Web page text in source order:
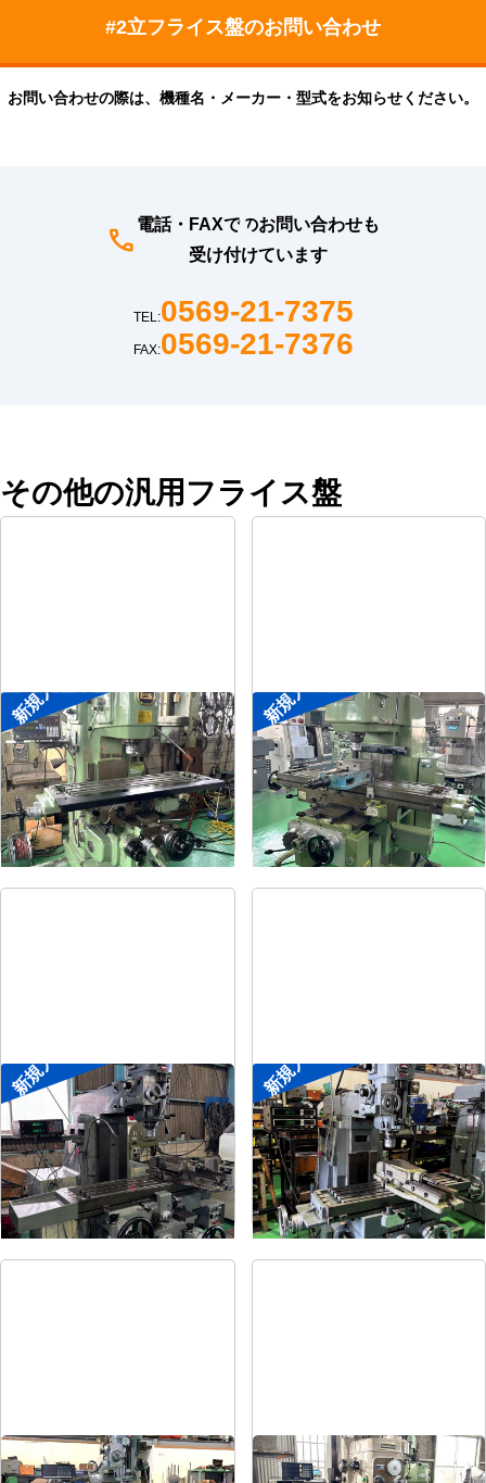
お問い合わせの際は、機種名・メーカー・型式をお知らせください。
電話・FAXでのお問い合わせも
受け付けています
TEL:0569-21-7375
FAX:0569-21-7376
その他の汎用フライス盤
新規入荷
#2立フライス盤
メーカー 平岡工業
形 式MS-V
年 式1993
新規入荷
#2立フライス盤
メーカー 大隈豊和
形 式STM-2V
年 式1990
新規入荷
#2ラムフライス盤
メーカー 静岡
形 式 VHR-SD
年 式-
新規入荷
#1ラムフライス盤
メーカー 静岡
形 式 ST-BC
年 式-
#1.5ラムフライス盤 #2立フライス盤